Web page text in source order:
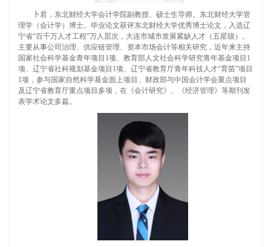
卜君，东北财经大学会计学院副教授、硕士生导师。东北财经大学管
理学（会计学）博士。毕业论文获评东北财经大学优秀博士论文，入选辽
宁省“百千万人才工程”万人层次，大连市城市发展紧缺人才（五星级）。
主要从事公司治理、供应链管理、资本市场会计等相关研究，近年来主持
国家社会科学基金青年项目1项、教育部人文社会科学研究青年基金项目1
项、辽宁省社科规划基金项目1项、辽宁省教育厅青年科技人才“育苗”项目
1项，参与国家自然科学基金面上项目、财政部与中国会计学会重点项目
及辽宁省教育厅重点项目多项，在《会计研究》、《经济管理》等期刊发
表学术论文多篇。